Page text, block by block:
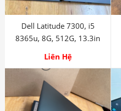
Dell Latitude 7300, i5
8365u, 8G, 512G, 13.3in
Liên Hệ